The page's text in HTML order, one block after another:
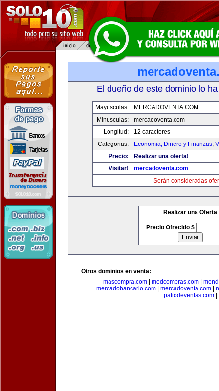
El dueño de este dominio lo
Mayusculas:
MERCADOVENTA.COM
Minusculas:
mercadoventa.com
Longitud:
12 caracteres
Categorias:
Economia, Dinero y Finanzas,
Precio:
Realizar una oferta!
Visitar!
mercadoventa.com
Serán consideradas
Realizar una Oferta
Precio Ofrecido $
Otros dominios en venta:
mascompra.com| medcompras.com|
mercadobancario.com| mercadoventa.com|
patiodeventas.com|